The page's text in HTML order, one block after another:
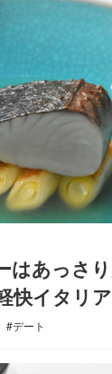
はあっさ
快イタリア
#デート